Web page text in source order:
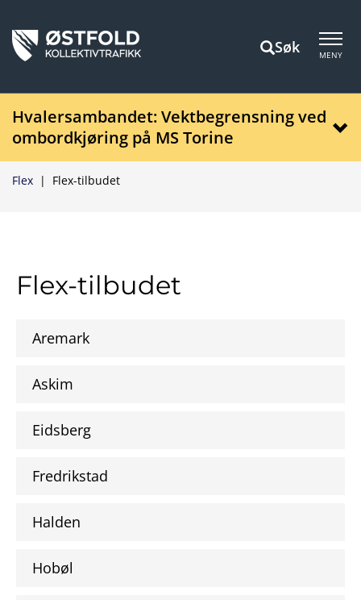
Søk MENY
Hvalersambandet: Vektbegrensning ved
ombordkjøring på MS Torine
Flex-tilbudet
|
Flex
Flex-tilbudet
Aremark
Askim
Eidsberg
Fredrikstad
Halden
Hobøl